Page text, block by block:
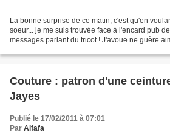
La bonne surprise de ce matin, c'est qu'en
soeur... je me suis trouvée face à l'encard pub
messages parlant du tricot ! J'avoue ne guère
Couture : patron d'une
Jayes
Publié le 17/02/2011 à 07:01
Par Alfafa